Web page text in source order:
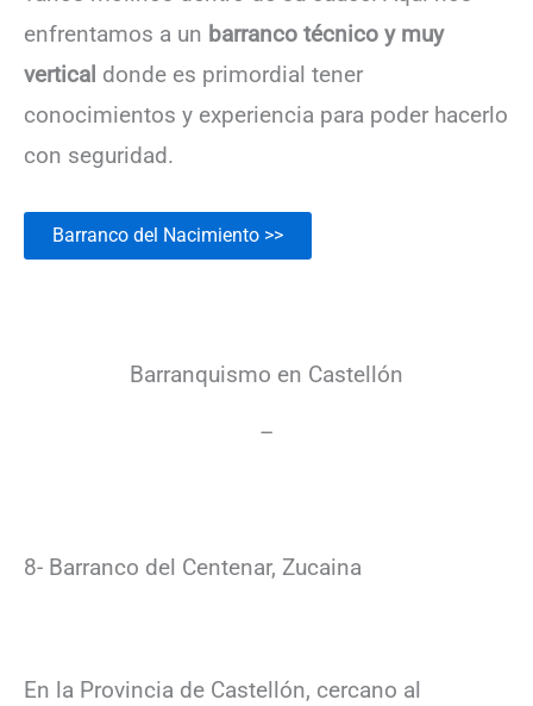
enfrentamos a un barranco técnico y muy
vertical donde es primordial tener
conocimientos y experiencia para poder hacerlo
con seguridad.
Barranco del Nacimiento >>
Barranquismo en Castellón
–
8- Barranco del Centenar, Zucaina
En la Provincia de Castellón, cercano al